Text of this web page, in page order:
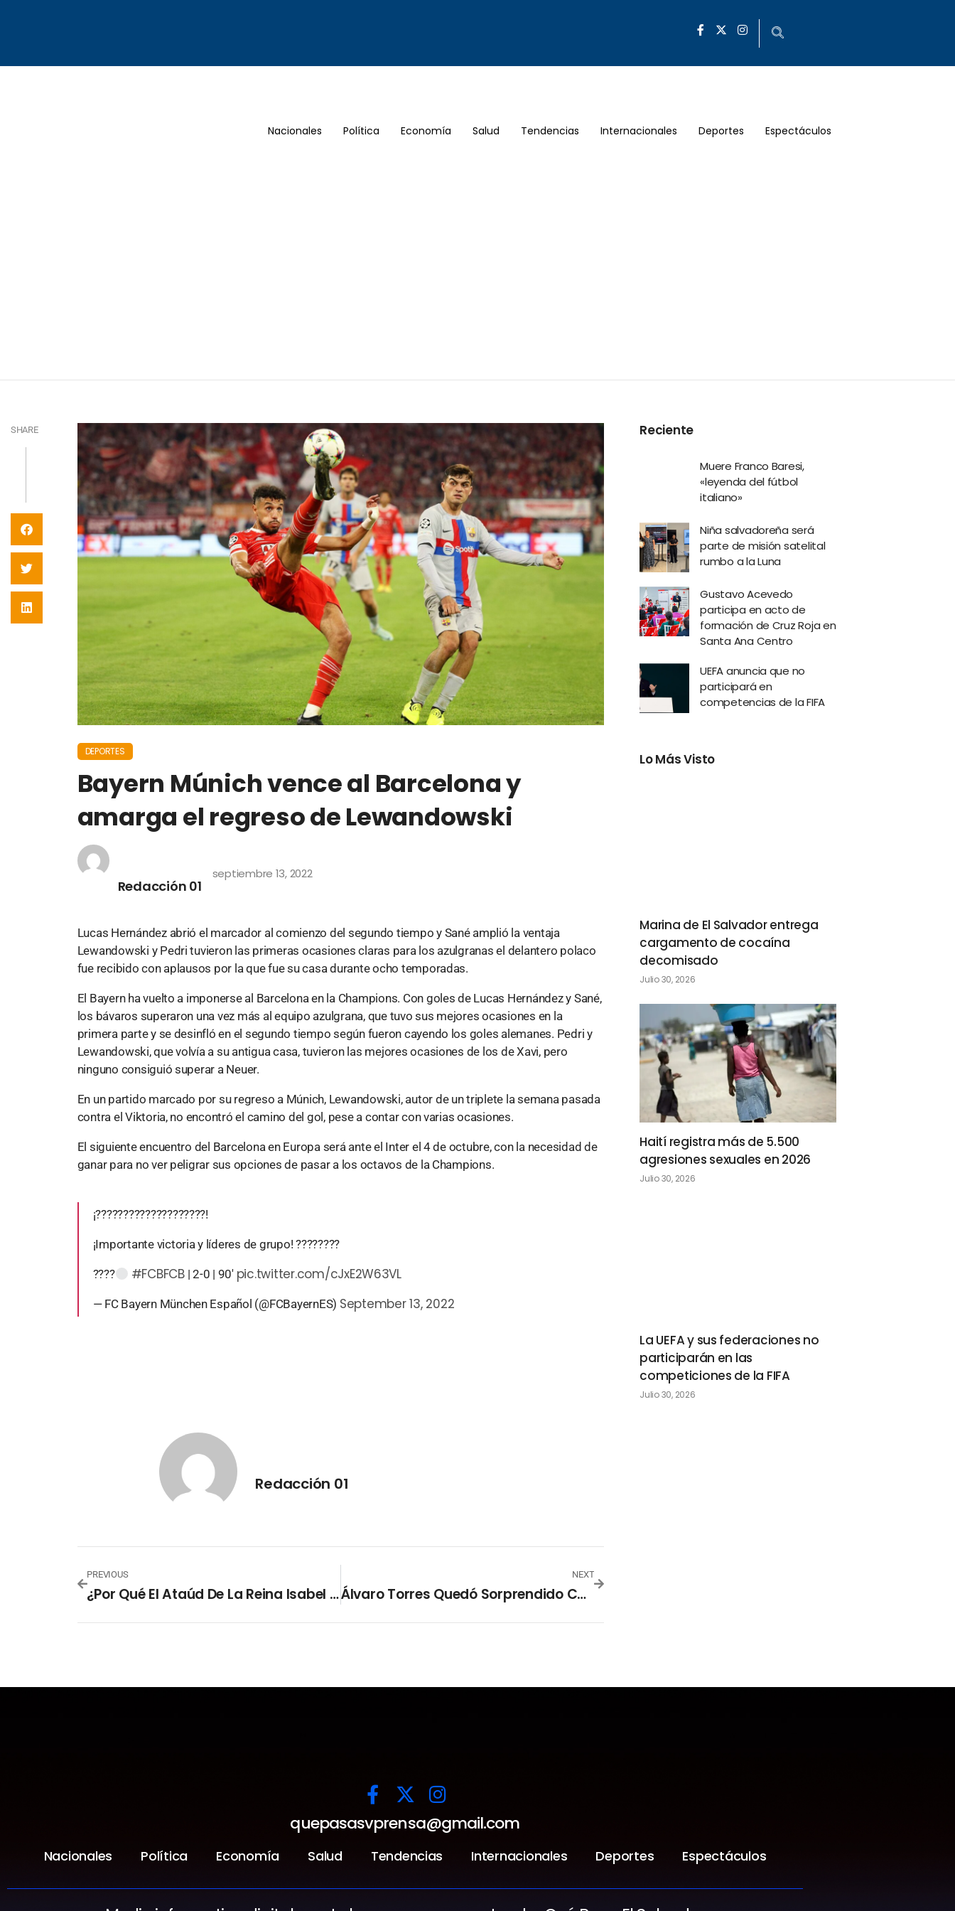
Nacionales Política Economía Salud Tendencias Internacionales Deportes Espectáculos
SHARE
DEPORTES
Bayern Múnich vence al Barcelona y
amarga el regreso de Lewandowski
Redacción 01
septiembre 13, 2022
Lucas Hernández abrió el marcador al comienzo del segundo tiempo y Sané amplió la ventaja
Lewandowski y Pedri tuvieron las primeras ocasiones claras para los azulgranas el delantero polaco
fue recibido con aplausos por la que fue su casa durante ocho temporadas.
El Bayern ha vuelto a imponerse al Barcelona en la Champions. Con goles de Lucas Hernández y Sané,
los bávaros superaron una vez más al equipo azulgrana, que tuvo sus mejores ocasiones en la
primera parte y se desinfló en el segundo tiempo según fueron cayendo los goles alemanes. Pedri y
Lewandowski, que volvía a su antigua casa, tuvieron las mejores ocasiones de los de Xavi, pero
ninguno consiguió superar a Neuer.
En un partido marcado por su regreso a Múnich, Lewandowski, autor de un triplete la semana pasada
contra el Viktoria, no encontró el camino del gol, pese a contar con varias ocasiones.
El siguiente encuentro del Barcelona en Europa será ante el Inter el 4 de octubre, con la necesidad de
ganar para no ver peligrar sus opciones de pasar a los octavos de la Champions.
¡????????????????????!
¡Importante victoria y líderes de grupo! ????????
???? #FCBFCB| 2-0 | 90' pic.twitter.com/cJxE2W63VL
— FC Bayern München Español (@FCBayernES) September 13, 2022
Redacción 01
PREVIOUS
¿Por Qué El Ataúd De La Reina Isabel II Está Forrado De Plomo?
NEXT
Álvaro Torres Quedó Sorprendido Con El Talento De Joven Salvadoreño Que Interpretó Uno De Sus Exitos
Reciente
Muere Franco Baresi,
«leyenda del fútbol
italiano»
Niña salvadoreña será
parte de misión satelital
rumbo a la Luna
Gustavo Acevedo
participa en acto de
formación de Cruz Roja en
Santa Ana Centro
UEFA anuncia que no
participará en
competencias de la FIFA
Lo Más Visto
Marina de El Salvador entrega
cargamento de cocaína
decomisado
Julio 30, 2026
Haití registra más de 5.500
agresiones sexuales en 2026
Julio 30, 2026
La UEFA y sus federaciones no
participarán en las
competiciones de la FIFA
Julio 30, 2026
quepasasvprensa@gmail.com
Nacionales Política Economía Salud Tendencias Internacionales Deportes Espectáculos